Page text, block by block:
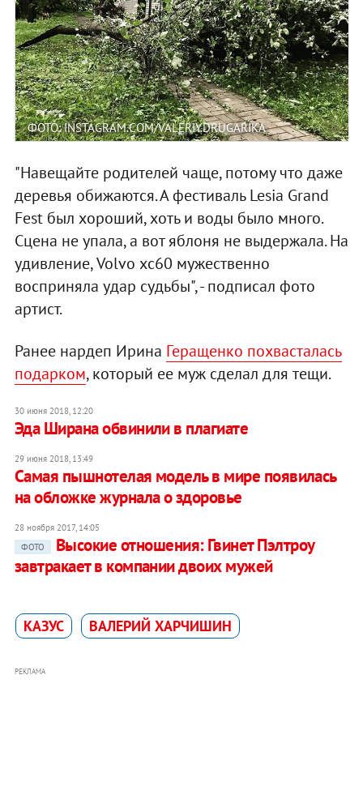
ФОТО: INSTAGRAM.COM/VALERIY.DRUGARIKA
"Навещайте родителей чаще, потому что даже
деревья обижаются. А фестиваль Lesia Grand
Fest был хороший, хоть и воды было много.
Сцена не упала, а вот яблоня не выдержала. На
удивление, Volvo xc60 мужественно
восприняла удар судьбы", - подписал фото
артист.
Ранее нардеп Ирина Геращенко похвасталась
подарком, который ее муж сделал для тещи.
30 июня 2018, 12:20
Эда Ширана обвинили в плагиате
29 июня 2018, 13:49
Самая пышнотелая модель в мире появилась
на обложке журнала о здоровье
28 ноября 2017, 14:05
ФОТО
Высокие отношения: Гвинет Пэлтроу
завтракает в компании двоих мужей
КАЗУС ВАЛЕРИЙ ХАРЧИШИН
РЕКЛАМА